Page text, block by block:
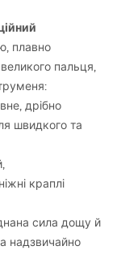
плавно
пальця,
дрібно
швидкого та
краплі
сила дощу й
надзвичайно